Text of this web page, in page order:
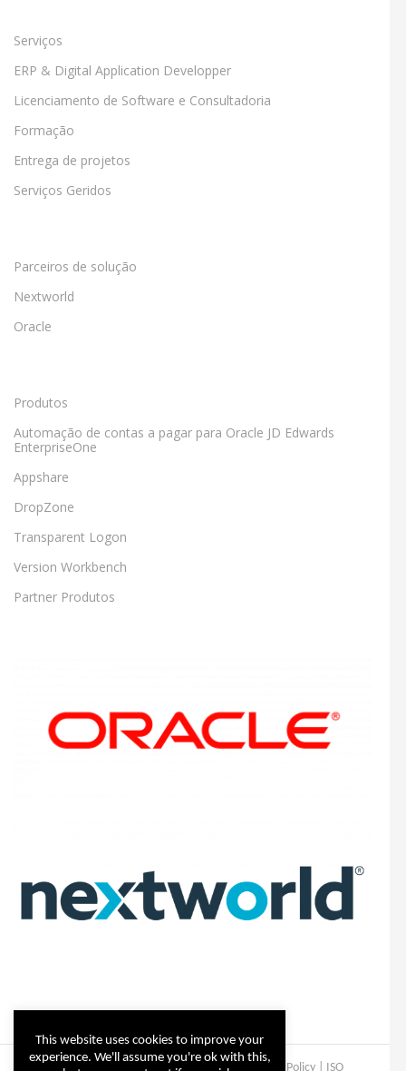
Serviços
ERP & Digital Application Developper
Licenciamento de Software e Consultadoria
Formação
Entrega de projetos
Serviços Geridos
Parceiros de solução
Nextworld
Oracle
Produtos
Automação de contas a pagar para Oracle JD Edwards
EnterpriseOne
Appshare
DropZone
Transparent Logon
Version Workbench
Partner Produtos
Copyright © Steltix2026 | Disclaimer Privacy Policy| ISO
This website uses cookies to improve your
experience. We'll assume you're ok with this,